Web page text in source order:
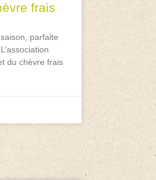
frais
parfaite
du chèvre frais